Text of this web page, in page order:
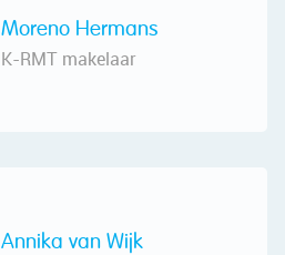
Moreno Hermans
K-RMT makelaar
Annika van Wijk